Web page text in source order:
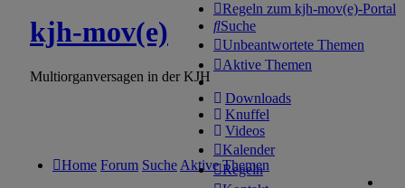
Regeln zum kjh-mov(e)-Portal
Suche
Unbeantwortete Themen
Aktive Themen
Downloads
Knuffel
Videos
Kalender
Regeln
kjh-mov(e)
Multiorganversagen in der KJH
Home Forum Suche Aktive Themen